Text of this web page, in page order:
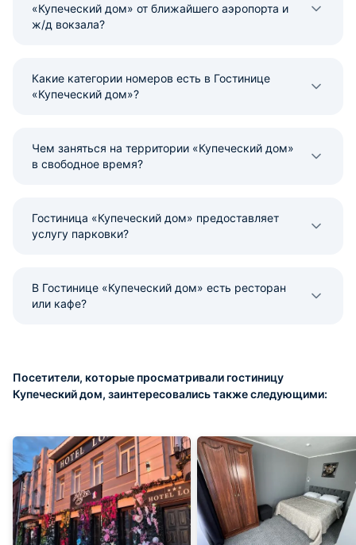
«Купеческий дом» от ближайшего аэропорта и
ж/д вокзала?
Какие категории номеров есть в Гостинице
«Купеческий дом»?
Чем заняться на территории «Купеческий дом»
в свободное время?
Гостиница «Купеческий дом» предоставляет
услугу парковки?
В Гостинице «Купеческий дом» есть ресторан
или кафе?
Посетители, которые просматривали гостиницу
Купеческий дом, заинтересовались также следующими: